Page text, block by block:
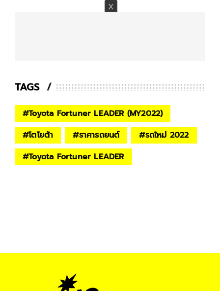
TAGS
#Toyota Fortuner LEADER (MY2022)
#โตโยต้า #ราคารถยนต์ #รถใหม่ 2022
#Toyota Fortuner LEADER